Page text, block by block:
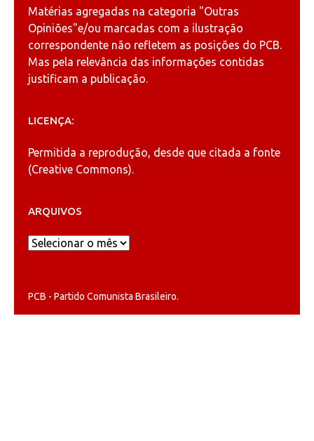
Matérias agregadas na categoria "Outras
Opiniões"e/ou marcadas com a ilustração
correspondente não refletem as posições do PCB.
Mas pela relevância das informações contidas
justificam a publicação.
LICENÇA:
Permitida a reprodução, desde que citada a fonte
(Creative Commons).
ARQUIVOS
Arquivos
PCB - Partido Comunista Brasileiro.